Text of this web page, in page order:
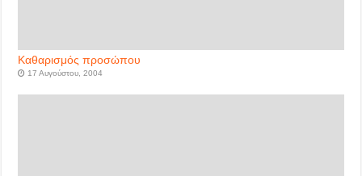
Καθαρισμός προσώπου
17 Αυγούστου, 2004